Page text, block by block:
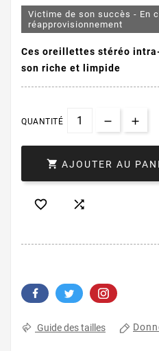
Victime de son succès - En
réapprovisionnement
Ces oreillettes stéréo
son riche et limpide
QUANTITÉ
 AJOUTER AU
 
Guide des tailles